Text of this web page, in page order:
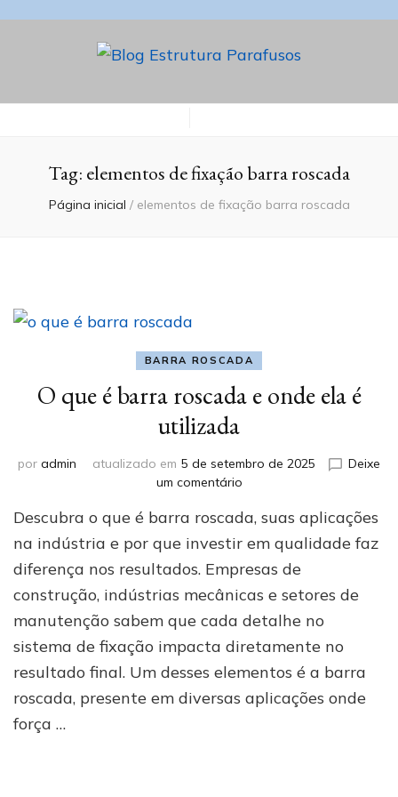
Blog Estrutura
Parafusos
Tag: elementos de fixação barra roscada
Página inicial / elementos de fixação barra roscada
BARRA ROSCADA
O que é barra roscada e onde ela é
utilizada
por admin atualizado em 5 de setembro de 2025
Deixe
um comentárioem
que
é
roscada
e
onde
ela
é
utilizada
Descubra o que é barra roscada, suas aplicações
na indústria e por que investir em qualidade faz
diferença nos resultados. Empresas de
construção, indústrias mecânicas e setores de
manutenção sabem que cada detalhe no
sistema de fixação impacta diretamente no
resultado final. Um desses elementos é a barra
roscada, presente em diversas aplicações onde
força …